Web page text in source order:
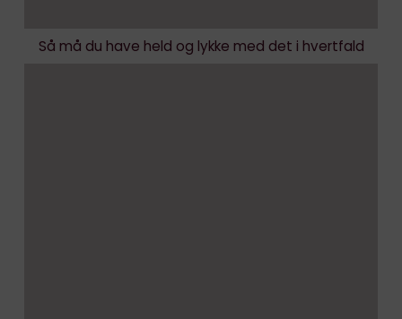
Så må du have held og lykke med det i hvertfald